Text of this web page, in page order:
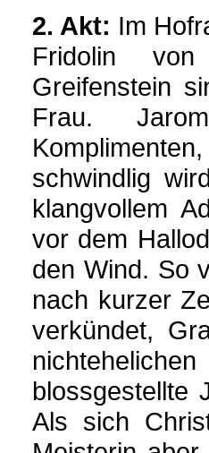
2. Akt: Im
Fridolin
Greifenstein
Frau.
schwindlig
klangvollem
vor dem
den Wind. So
nach kurzer
verkündet,
blossgestellte
Als sich